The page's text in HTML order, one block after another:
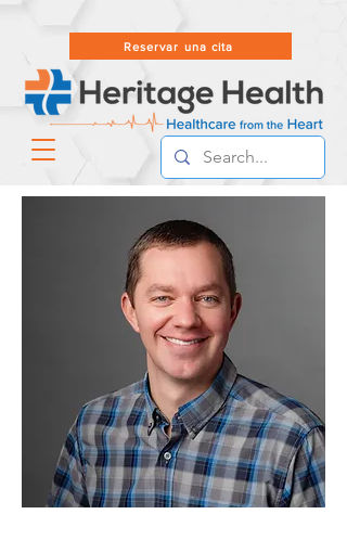
Reservar una cita